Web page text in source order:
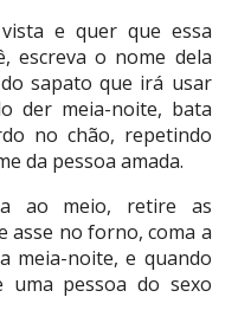
e quer que essa
escreva o nome dela
sapato que irá usar
der meia-noite, bata
no chão, repetindo
da pessoa amada.
ao meio, retire as
asse no forno, coma a
meia-noite, e quando
uma pessoa do sexo